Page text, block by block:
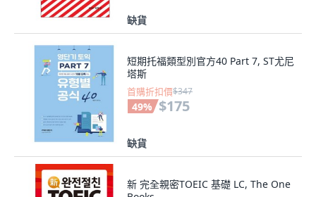
缺貨
短期托福類型別官方40 Part 7, ST尤尼
塔斯
首購折扣價$347
49% $175
缺貨
新 完全親密TOEIC 基礎 LC, The One